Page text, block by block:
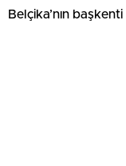
Belçika’nın